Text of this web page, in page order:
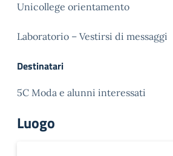
Unicollege orientamento
Laboratorio – Vestirsi di messaggi
Destinatari
5C Moda e alunni interessati
Luogo